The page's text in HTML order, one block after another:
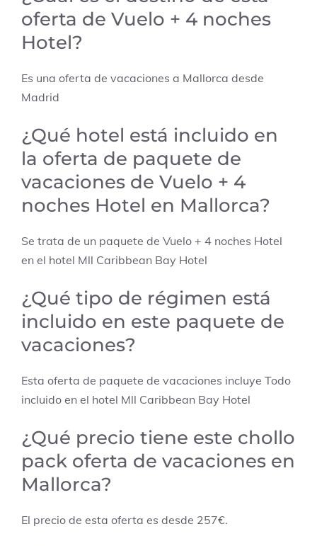
oferta de Vuelo + 4 noches
Hotel?
Es una oferta de vacaciones a Mallorca desde
Madrid
¿Qué hotel está incluido en
la oferta de paquete de
vacaciones de Vuelo + 4
noches Hotel en Mallorca?
Se trata de un paquete de Vuelo + 4 noches Hotel
en el hotel Mll Caribbean Bay Hotel
¿Qué tipo de régimen está
incluido en este paquete de
vacaciones?
Esta oferta de paquete de vacaciones incluye Todo
incluido en el hotel Mll Caribbean Bay Hotel
¿Qué precio tiene este chollo
pack oferta de vacaciones en
Mallorca?
El precio de esta oferta es desde 257€.